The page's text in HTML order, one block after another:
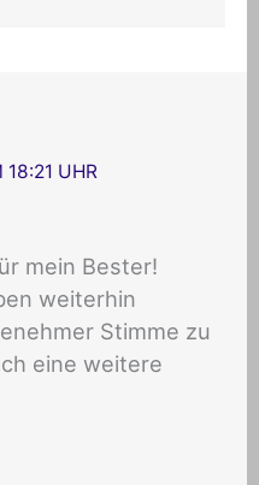
18:21 UHR
mein Bester!
weiterhin
Stimme zu
eine weitere